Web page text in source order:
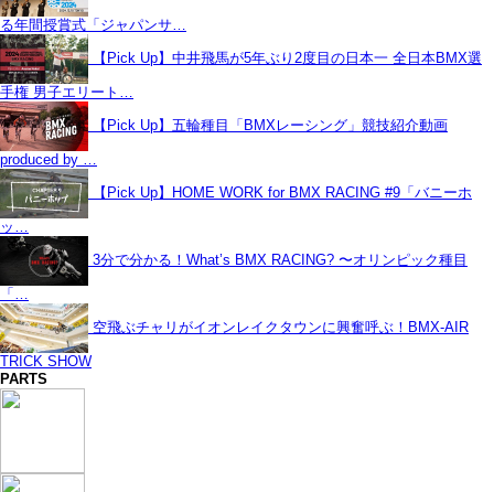
る年間授賞式「ジャパンサ…
【Pick Up】中井飛馬が5年ぶり2度目の日本一 全日本BMX選
手権 男子エリート…
【Pick Up】五輪種目「BMXレーシング」競技紹介動画
produced by …
【Pick Up】HOME WORK for BMX RACING #9「バニーホ
ッ…
3分で分かる！What’s BMX RACING? 〜オリンピック種目
「…
空飛ぶチャリがイオンレイクタウンに興奮呼ぶ！BMX-AIR
TRICK SHOW
PARTS